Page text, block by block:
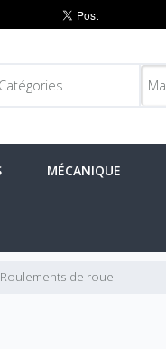
MÉCANIQUE
Roulements de roue